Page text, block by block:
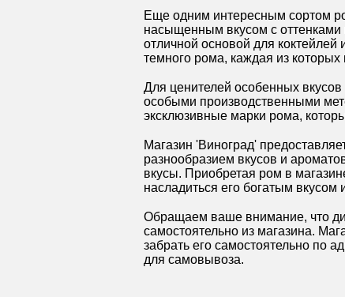
Еще одним интересным сортом
насыщенным вкусом с оттенками
отличной основой для
темного рома, каждая из
Для ценителей особенных
особыми производственными
эксклюзивные марки рома,
Магазин 'Виноград'
разнообразием вкусов и
вкусы. Приобретая ром в
насладиться его богатым вкусом
Обращаем ваше внимание, что
самостоятельно из магазина.
забрать его самостоятельно по
для самовывоза.